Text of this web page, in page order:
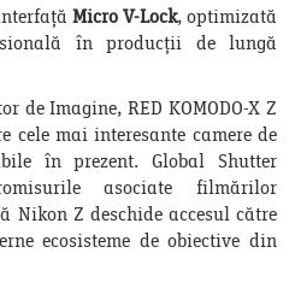
Micro V-Lock, optimizată
în producții de lungă
de Imagine, RED KOMODO-X Z
mai interesante camere de
în prezent. Global Shutter
asociate filmărilor
Z deschide accesul către
ecosisteme de obiective din